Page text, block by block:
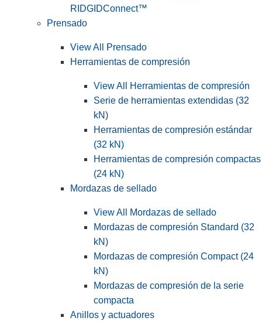
RIDGIDConnect™
Prensado
View All Prensado
Herramientas de compresión
View All Herramientas de compresión
Serie de herramientas extendidas (32
kN)
Herramientas de compresión estándar
(32 kN)
Herramientas de compresión compactas
(24 kN)
Mordazas de sellado
View All Mordazas de sellado
Mordazas de compresión Standard (32
kN)
Mordazas de compresión Compact (24
kN)
Mordazas de compresión de la serie
compacta
Anillos y actuadores